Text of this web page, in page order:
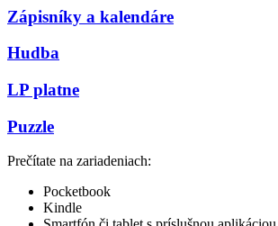
Zápisníky a kalendáre
Hudba
LP platne
Puzzle
Prečítate na zariadeniach:
Pocketbook
Kindle